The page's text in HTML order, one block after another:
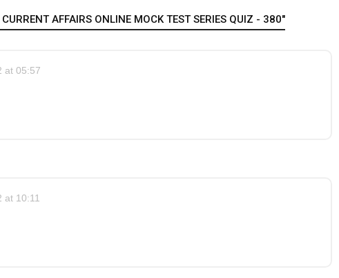
AFFAIRS ONLINE MOCK TEST SERIES QUIZ - 380"
at 05:57
at 10:11